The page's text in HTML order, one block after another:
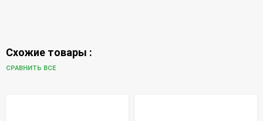
Схожие товары :
СРАВНИТЬ ВСЕ